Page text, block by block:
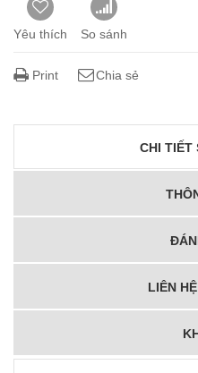
Yêu thích So sánh
Print Chia sẻ
CHI TIẾT
LIÊN